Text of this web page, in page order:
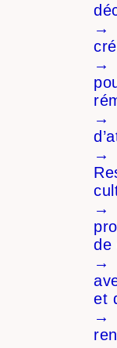
→
→
→
→
→
de
→
et
→